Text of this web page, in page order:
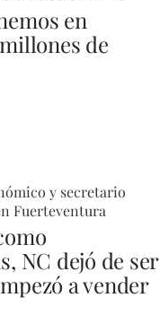
en
de
y secretario
Fuerteventura
NC dejó de ser
a vender